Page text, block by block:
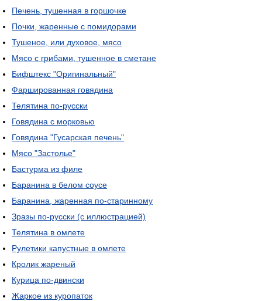
Печень, тушенная в горшочке
Почки, жаренные с помидорами
Тушеное, или духовое, мясо
Мясо с грибами, тушенное в сметане
Бифштекс "Оригинальный"
Фаршированная говядина
Телятина по-русски
Говядина с морковью
Говядина "Гусарская печень"
Мясо "Застолье"
Бастурма из филе
Баранина в белом соусе
Баранина, жаренная по-старинному
Зразы по-русски (с иллюстрацией)
Телятина в омлете
Рулетики капустные в омлете
Кролик жареный
Курица по-двински
Жаркое из куропаток